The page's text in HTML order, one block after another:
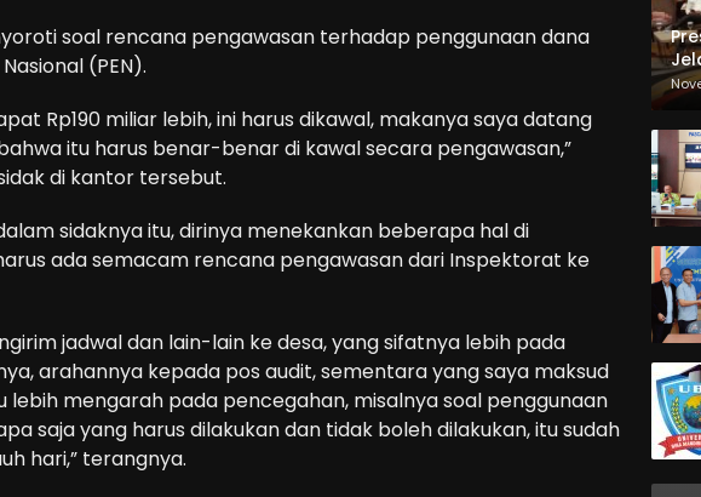
soal rencana pengawasan terhadap penggunaan dana
(PEN).
Rp190 miliar lebih, ini harus dikawal, makanya saya datang
itu harus benar-benar di kawal secara pengawasan,”
di kantor tersebut.
sidaknya itu, dirinya menekankan beberapa hal di
ada semacam rencana pengawasan dari Inspektorat ke
jadwal dan lain-lain ke desa, yang sifatnya lebih pada
arahannya kepada pos audit, sementara yang saya maksud
lebih mengarah pada pencegahan, misalnya soal penggunaan
saja yang harus dilakukan dan tidak boleh dilakukan, itu sudah
hari,” terangnya.